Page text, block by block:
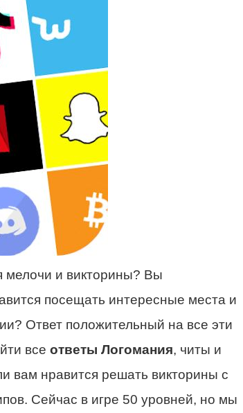
мелочи и викторины? Вы
посещать интересные места и
Ответ положительный на все эти
все ответы Логомания, читы и
вам нравится решать викторины с
Сейчас в игре 50 уровней, но мы